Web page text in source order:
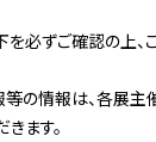
必ずご確認の上、
の情報は、各展主
ます。